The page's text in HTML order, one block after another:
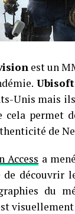
est un
Ubisoft
Unis mais
cela permet
de
Access a
de découvrir
du